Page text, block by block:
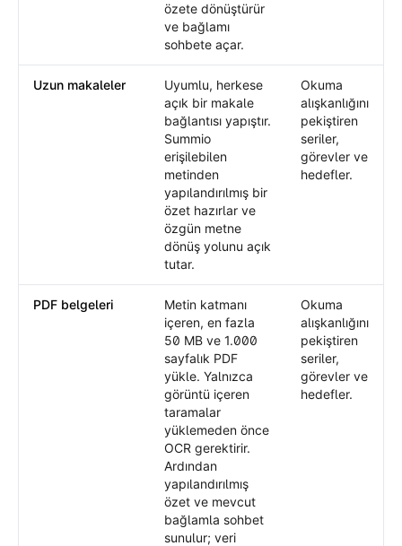
özete dönüştürür
ve bağlamı
sohbete açar.
Uzun makaleler
Uyumlu, herkese
açık bir makale
bağlantısı yapıştır.
Summio
erişilebilen
metinden
yapılandırılmış bir
özet hazırlar ve
özgün metne
dönüş yolunu açık
tutar.
Okuma
alışkanlığını
pekiştiren
seriler,
görevler ve
hedefler.
PDF belgeleri
Metin katmanı
içeren, en fazla
50 MB ve 1.000
sayfalık PDF
yükle. Yalnızca
görüntü içeren
taramalar
yüklemeden önce
OCR gerektirir.
Ardından
yapılandırılmış
özet ve mevcut
bağlamla sohbet
sunulur; veri
Okuma
alışkanlığını
pekiştiren
seriler,
görevler ve
hedefler.